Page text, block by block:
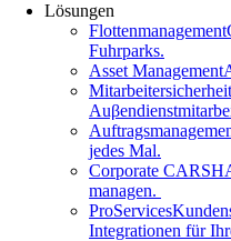
Lösungen
Flottenmanagement
Fuhrparks.
Asset Management
Mitarbeitersicherheit
jedes Mal.
Corporate
managen.
ProServices
Integrationen für